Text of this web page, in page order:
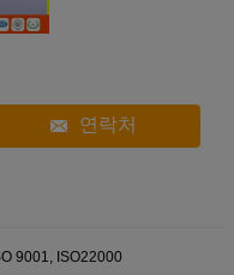
연락처
9001, ISO22000